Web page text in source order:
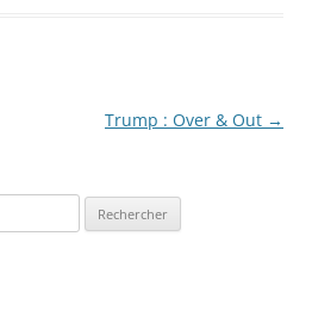
Trump : Over & Out →